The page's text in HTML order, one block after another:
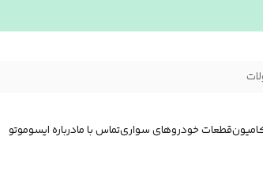
قطعات خودروهای سواریتماس با مادرباره ایسوموتو